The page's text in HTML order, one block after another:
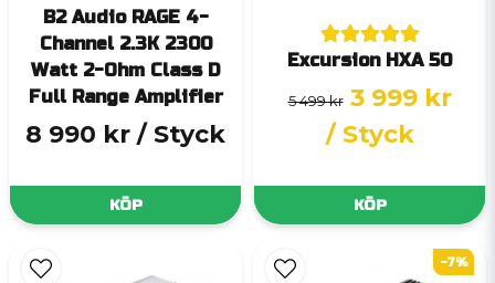
B2 Audio RAGE 4-
Channel 2.3K 2300
Watt 2-Ohm Class D
Full Range Amplifier
8 990 kr / Styck
KÖP
Excursion HXA 50
5 499 kr 3 999 kr
/ Styck
KÖP
-7%